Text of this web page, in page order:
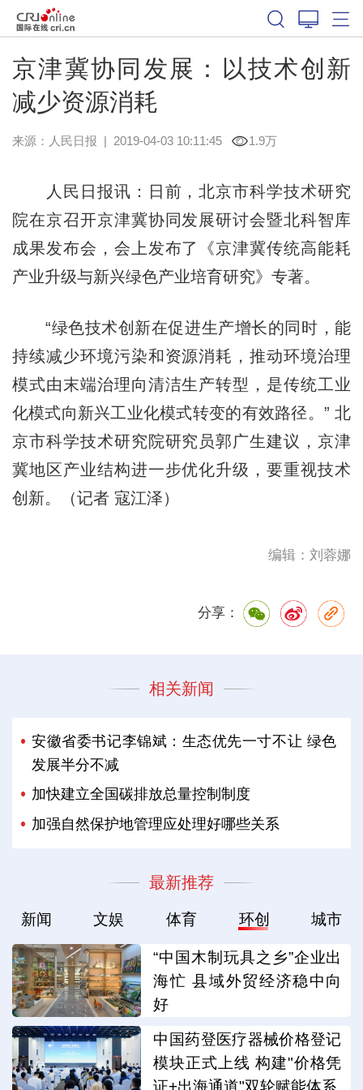
京津冀协同发展：以技术创新
减少资源消耗
来源： 人民日报 | 2019-04-03 10:11:45 1.9万
人民日报讯：日前，北京市科学技术研究
院在京召开京津冀协同发展研讨会暨北科智库
成果发布会，会上发布了《京津冀传统高能耗
产业升级与新兴绿色产业培育研究》专著。
“绿色技术创新在促进生产增长的同时，能
持续减少环境污染和资源消耗，推动环境治理
模式由末端治理向清洁生产转型，是传统工业
化模式向新兴工业化模式转变的有效路径。” 北
京市科学技术研究院研究员郭广生建议，京津
冀地区产业结构进一步优化升级，要重视技术
创新。（记者 寇江泽）
编辑：刘蓉娜
分享：
相关新闻
安徽省委书记李锦斌：生态优先一寸不让 绿色
发展半分不减
加快建立全国碳排放总量控制制度
加强自然保护地管理应处理好哪些关系
最新推荐
新闻 文娱 体育 环创 城市
“中国木制玩具之乡”企业出
海忙 县域外贸经济稳中向
好
中国药登医疗器械价格登记
模块正式上线 构建"价格凭
证+出海通道"双轮赋能体系